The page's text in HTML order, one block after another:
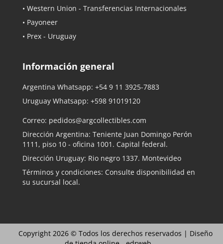
• Western Union - Transferencias Internacionales
• Payoneer
• Prex - Uruguay
Información general
Argentina Whatsapp: +54 9 11 3925-7883
Uruguay Whatsapp: +598 91019120
Correo: pedidos@argcollectibles.com
Dirección Argentina: Teniente Juan Domingo Perón
1111, piso 10 - oficina 1001. Capital federal.
Dirección Uruguay: Rio negro 1337. Montevideo
Términos y condiciones: Consulte disponibilidad en
su sucursal local.
Copyright 2026 © Todos los derechos reservados | Diseño